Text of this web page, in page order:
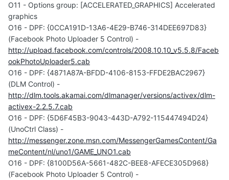
O11 - Options group: [ACCELERATED_GRAPHICS] Accelerated
graphics
O16 - DPF: {0CCA191D-13A6-4E29-B746-314DEE697D83}
(Facebook Photo Uploader 5 Control) -
http://upload.facebook.com/controls/2008.10.10_v5.5.8/Faceb
ookPhotoUploader5.cab
O16 - DPF: {4871A87A-BFDD-4106-8153-FFDE2BAC2967}
(DLM Control) -
http://dlm.tools.akamai.com/dlmanager/versions/activex/dlm-
activex-2.2.5.7.cab
O16 - DPF: {5D6F45B3-9043-443D-A792-115447494D24}
(UnoCtrl Class) -
http://messenger.zone.msn.com/MessengerGamesContent/Ga
meContent/nl/uno1/GAME_UNO1.cab
O16 - DPF: {8100D56A-5661-482C-BEE8-AFECE305D968}
(Facebook Photo Uploader 5 Control) -